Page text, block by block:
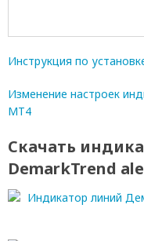
Инструкция по
Изменение настроек
МТ4
Скачать
DemarkTrend